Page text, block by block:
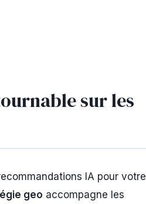
sur les
IA pour votre
geo accompagne les